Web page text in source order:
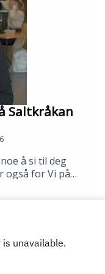
Saltkråkan
å si til deg
også for Vi på
Lindgren-
filmatiseringen,
ditt!---
i april